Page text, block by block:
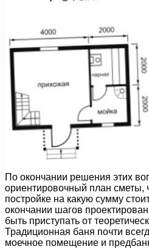
По окончании решения этих
ориентировочный план сметы,
постройке на какую сумму
окончании шагов
быть приступать от
Традиционная баня почти
моечное помещение и